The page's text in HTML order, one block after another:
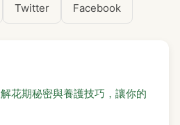
Twitter Facebook
花期秘密與養護技巧，讓你的